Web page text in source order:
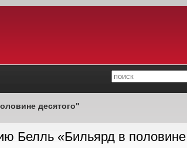
десятого"
Белль «Бильярд в половине